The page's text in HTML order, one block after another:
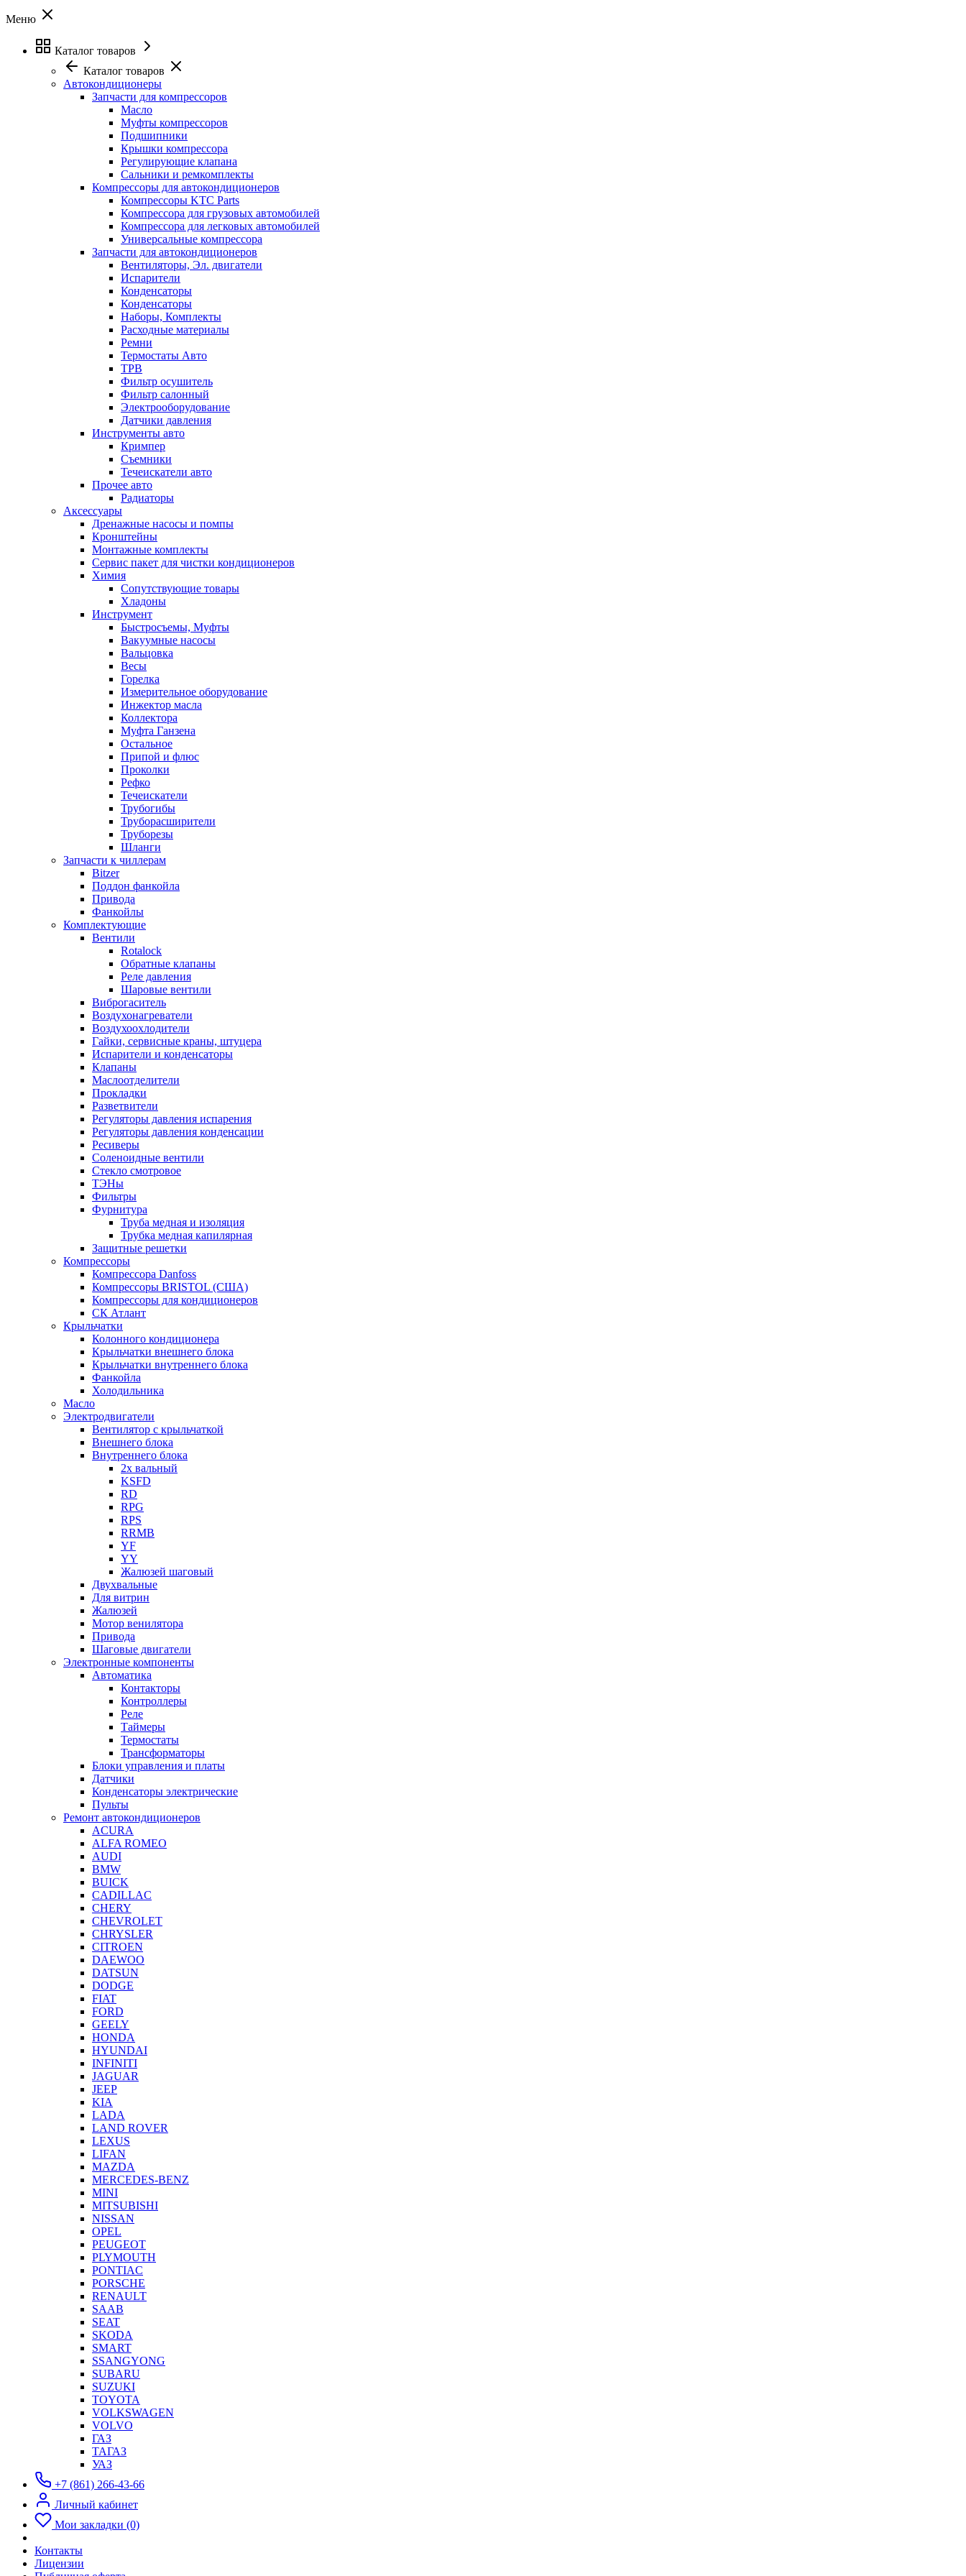
Меню
Каталог товаров
Каталог товаров
Автокондиционеры
Запчасти для компрессоров
Масло
Муфты компрессоров
Подшипники
Крышки компрессора
Регулирующие клапана
Сальники и ремкомплекты
Компрессоры для автокондиционеров
Компрессоры KTC Parts
Компрессора для грузовых автомобилей
Компрессора для легковых автомобилей
Универсальные компрессора
Запчасти для автокондиционеров
Вентиляторы, Эл. двигатели
Испарители
Конденсаторы
Конденсаторы
Наборы, Комплекты
Расходные материалы
Ремни
Термостаты Авто
ТРВ
Фильтр осушитель
Фильтр салонный
Электрооборудование
Датчики давления
Инструменты авто
Кримпер
Съемники
Течеискатели авто
Прочее авто
Радиаторы
Аксессуары
Дренажные насосы и помпы
Кронштейны
Монтажные комплекты
Сервис пакет для чистки кондиционеров
Химия
Сопутствующие товары
Хладоны
Инструмент
Быстросъемы, Муфты
Вакуумные насосы
Вальцовка
Весы
Горелка
Измерительное оборудование
Инжектор масла
Коллектора
Муфта Ганзена
Остальное
Припой и флюс
Проколки
Рефко
Течеискатели
Трубогибы
Труборасширители
Труборезы
Шланги
Запчасти к чиллерам
Bitzer
Поддон фанкойла
Привода
Фанкойлы
Комплектующие
Вентили
Rotalock
Обратные клапаны
Реле давления
Шаровые вентили
Виброгаситель
Воздухонагреватели
Воздухоохлодители
Гайки, сервисные краны, штуцера
Испарители и конденсаторы
Клапаны
Маслоотделители
Прокладки
Разветвители
Регуляторы давления испарения
Регуляторы давления конденсации
Ресиверы
Соленоидные вентили
Стекло смотровое
ТЭНы
Фильтры
Фурнитура
Труба медная и изоляция
Трубка медная капилярная
Защитные решетки
Компрессоры
Компрессора Danfoss
Компрессоры BRISTOL (США)
Компрессоры для кондиционеров
СК Атлант
Крыльчатки
Колонного кондиционера
Крыльчатки внешнего блока
Крыльчатки внутреннего блока
Фанкойла
Холодильника
Масло
Электродвигатели
Вентилятор с крыльчаткой
Внешнего блока
Внутреннего блока
2х вальный
KSFD
RD
RPG
RPS
RRMB
YF
YY
Жалюзей шаговый
Двухвальные
Для витрин
Жалюзей
Мотор венилятора
Привода
Шаговые двигатели
Электронные компоненты
Автоматика
Контакторы
Контроллеры
Реле
Таймеры
Термостаты
Трансформаторы
Блоки управления и платы
Датчики
Конденсаторы электрические
Пульты
Ремонт автокондиционеров
ACURA
ALFA ROMEO
AUDI
BMW
BUICK
CADILLAC
CHERY
CHEVROLET
CHRYSLER
CITROEN
DAEWOO
DATSUN
DODGE
FIAT
FORD
GEELY
HONDA
HYUNDAI
INFINITI
JAGUAR
JEEP
KIA
LADA
LAND ROVER
LEXUS
LIFAN
MAZDA
MERCEDES-BENZ
MINI
MITSUBISHI
NISSAN
OPEL
PEUGEOT
PLYMOUTH
PONTIAC
PORSCHE
RENAULT
SAAB
SEAT
SKODA
SMART
SSANGYONG
SUBARU
SUZUKI
TOYOTA
VOLKSWAGEN
VOLVO
ГАЗ
ТАГАЗ
УАЗ
+7 (861) 266-43-66
Личный кабинет
Мои закладки (0)
Контакты
Лицензии